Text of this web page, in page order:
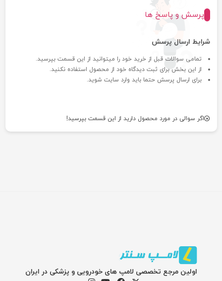
پرسش و پاسخ ها
شرایط ارسال پرسش
تمامی سوالات قبل از خرید خود را میتوانید از این قسمت بپرسید.
از این بخش برای ثبت دیدگاه خود از محصول استفاده نکنید.
برای ارسال پرسش حتما باید وارد سایت شوید.
اگر سوالی در مورد محصول دارید از این قسمت بپرسید!
اولین مرجع تخصصی لامپ های خودرویی و پزشکی در ایران